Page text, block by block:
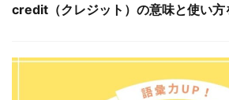
credit（クレジット）の意味と使い方